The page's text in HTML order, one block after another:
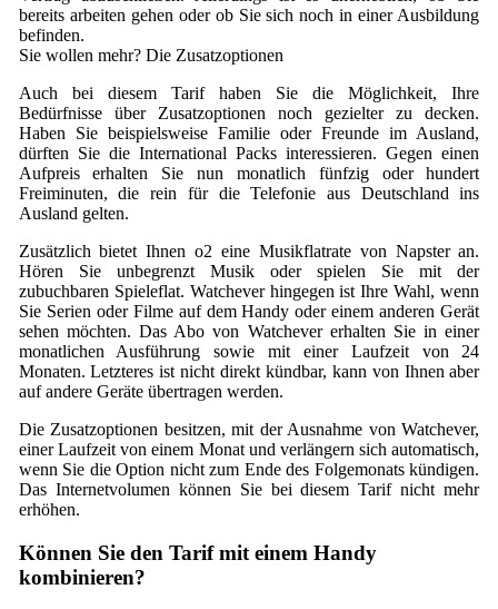
bereits arbeiten gehen oder ob Sie sich noch in einer Ausbildung
befinden.
Sie wollen mehr? Die Zusatzoptionen
Auch bei diesem Tarif haben Sie die Möglichkeit, Ihre
Bedürfnisse über Zusatzoptionen noch gezielter zu decken.
Haben Sie beispielsweise Familie oder Freunde im Ausland,
dürften Sie die International Packs interessieren. Gegen einen
Aufpreis erhalten Sie nun monatlich fünfzig oder hundert
Freiminuten, die rein für die Telefonie aus Deutschland ins
Ausland gelten.
Zusätzlich bietet Ihnen o2 eine Musikflatrate von Napster an.
Hören Sie unbegrenzt Musik oder spielen Sie mit der
zubuchbaren Spieleflat. Watchever hingegen ist Ihre Wahl, wenn
Sie Serien oder Filme auf dem Handy oder einem anderen Gerät
sehen möchten. Das Abo von Watchever erhalten Sie in einer
monatlichen Ausführung sowie mit einer Laufzeit von 24
Monaten. Letzteres ist nicht direkt kündbar, kann von Ihnen aber
auf andere Geräte übertragen werden.
Die Zusatzoptionen besitzen, mit der Ausnahme von Watchever,
einer Laufzeit von einem Monat und verlängern sich automatisch,
wenn Sie die Option nicht zum Ende des Folgemonats kündigen.
Das Internetvolumen können Sie bei diesem Tarif nicht mehr
erhöhen.
Können Sie den Tarif mit einem Handy
kombinieren?